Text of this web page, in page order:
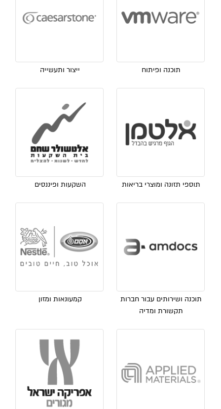
תוכנה ופיתוח ייצור ותעשייה
תוספי תזונה ומוצרי בריאות השקעות ופיננסים
תוכנה ושירותים עבור חברות
תקשורת ומדיה
קמעונאות ומזון